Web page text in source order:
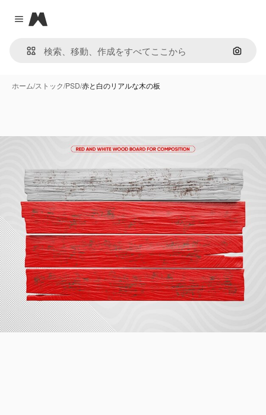
Close menu
Magnific
画像で
ホーム/ストック/PSD/赤と白のリアルな木の板